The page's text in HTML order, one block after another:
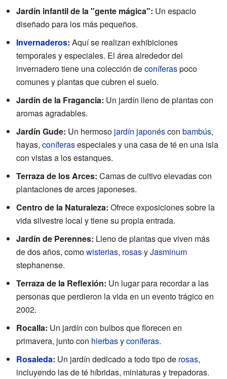
Jardín infantil de la "gente mágica": Un espacio
diseñado para los más pequeños.
Invernaderos: Aquí se realizan exhibiciones
temporales y especiales. El área alrededor del
invernadero tiene una colección deconíferaspoco
comunes y plantas que cubren el suelo.
Jardín de la Fragancia: Un jardín lleno de plantas con
aromas agradables.
Jardín Gude: Un hermoso jardín japonéscon bambús,
hayas, coníferasespeciales y una casa de té en una isla
con vistas a los estanques.
Terraza de los Arces: Camas de cultivo elevadas con
plantaciones de arces japoneses.
Centro de la Naturaleza: Ofrece exposiciones sobre la
vida silvestre local y tiene su propia entrada.
Jardín de Perennes: Lleno de plantas que viven más
de dos años, comowisterias, rosasyJasminum
stephanense.
Terraza de la Reflexión: Un lugar para recordar a las
personas que perdieron la vida en un evento trágico en
2002.
Rocalla: Un jardín con bulbos que florecen en
primavera, junto con hierbasyconíferas.
Rosaleda: Un jardín dedicado a todo tipo de rosas,
incluyendo las de té híbridas, miniaturas y trepadoras.